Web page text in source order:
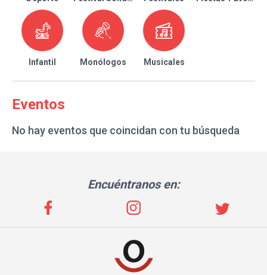
Infantil Monólogos Musicales
Eventos
No hay eventos que coincidan con tu búsqueda
Encuéntranos en: